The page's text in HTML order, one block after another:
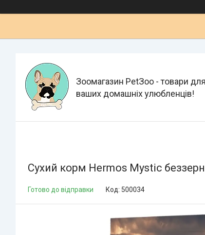
Зоомагазин PetЗoo - товари для
ваших домашніх улюбленців!
Сухий корм Hermos Mystic
Готово до відправки Код: 500034